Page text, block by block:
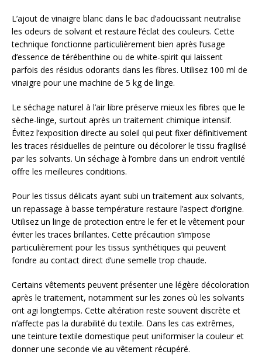
L’ajout de vinaigre blanc dans le bac d’adoucissant neutralise
les odeurs de solvant et restaure l’éclat des couleurs. Cette
technique fonctionne particulièrement bien après l’usage
d’essence de térébenthine ou de white-spirit qui laissent
parfois des résidus odorants dans les fibres. Utilisez 100 ml de
vinaigre pour une machine de 5 kg de linge.
Le séchage naturel à l’air libre préserve mieux les fibres que le
sèche-linge, surtout après un traitement chimique intensif.
Évitez l’exposition directe au soleil qui peut fixer définitivement
les traces résiduelles de peinture ou décolorer le tissu fragilisé
par les solvants. Un séchage à l’ombre dans un endroit ventilé
offre les meilleures conditions.
Pour les tissus délicats ayant subi un traitement aux solvants,
un repassage à basse température restaure l’aspect d’origine.
Utilisez un linge de protection entre le fer et le vêtement pour
éviter les traces brillantes. Cette précaution s’impose
particulièrement pour les tissus synthétiques qui peuvent
fondre au contact direct d’une semelle trop chaude.
Certains vêtements peuvent présenter une légère décoloration
après le traitement, notamment sur les zones où les solvants
ont agi longtemps. Cette altération reste souvent discrète et
n’affecte pas la durabilité du textile. Dans les cas extrêmes,
une teinture textile domestique peut uniformiser la couleur et
donner une seconde vie au vêtement récupéré.